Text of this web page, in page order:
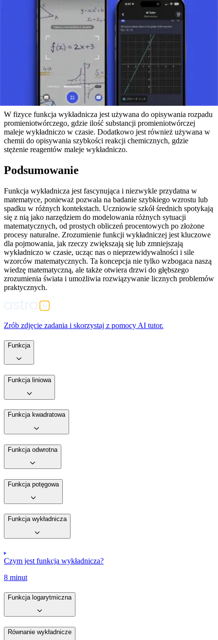
Przykłady zastosowania funkcji
wykładniczych w praktyce
Funkcja wykładnicza jest wykorzystywana w wielu praktycznych
przykładach, od obliczeń finansowych po badania naukowe. Na
przykład w finansach jest używana do obliczania odsetek
składanych, gdzie kapitał początkowy rośnie wykładniczo w czasie.
W biologii funkcje wykładnicze są używane do modelowania
wzrostu populacji lub rozprzestrzeniania się epidemii, gdzie liczba
zarażonych osób rośnie wykładniczo.
W fizyce funkcja wykładnicza jest używana do opisywania rozpadu
promieniotwórczego, gdzie ilość substancji promieniotwórczej
maleje wykładniczo w czasie. Dodatkowo jest również używana w
chemii do opisywania szybkości reakcji chemicznych, gdzie
stężenie reagentów maleje wykładniczo.
Podsumowanie
Funkcja wykładnicza jest fascynująca i niezwykle przydatna w
matematyce, ponieważ pozwala na badanie szybkiego wzrostu lub
spadku w różnych kontekstach. Uczniowie szkół średnich spotykają
się z nią jako narzędziem do modelowania różnych sytuacji
matematycznych, od prostych obliczeń procentowych po złożone
procesy naturalne. Zrozumienie funkcji wykładniczej jest kluczowe
dla pojmowania, jak rzeczy zwiększają się lub zmniejszają
wykładniczo w czasie, ucząc nas o nieprzewidywalności i sile
wzorców matematycznych. Ta koncepcja nie tylko wzbogaca naszą
wiedzę matematyczną, ale także otwiera drzwi do głębszego
zrozumienia świata i umożliwia rozwiązywanie licznych problemów
praktycznych.
Zrób zdjęcie zadania i skorzystaj z pomocy AI tutor.
Funkcja
Funkcja liniowa
Funkcja kwadratowa
Funkcja odwrotna
Funkcja potęgowa
Funkcja wykładnicza
Czym jest funkcja wykładnicza?
8 minut
Funkcja logarytmiczna
Równanie wykładnicze